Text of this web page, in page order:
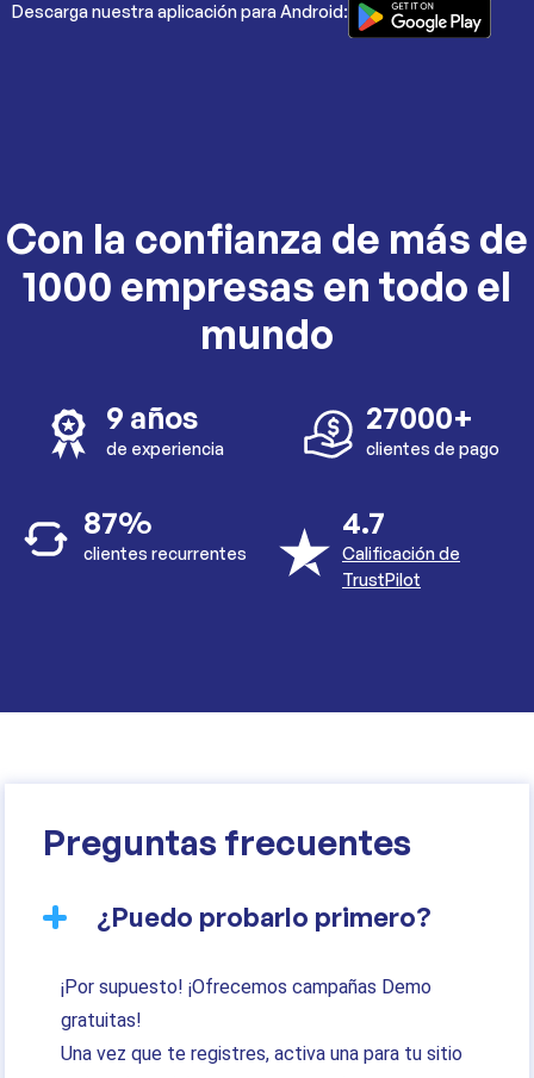
Descarga nuestra aplicación para Android:
Con la confianza de más de
1000 empresas en todo el
mundo
9 años
de experiencia
27000+
clientes de pago
87%
clientes recurrentes
4.7
Calificación de
TrustPilot
Preguntas frecuentes
¿Puedo probarlo primero?
¡Por supuesto! ¡Ofrecemos campañas Demo
gratuitas!
Una vez que te registres, activa una para tu sitio